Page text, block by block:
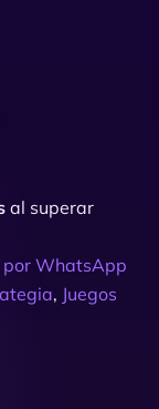
al superar
por WhatsApp
, Juegos